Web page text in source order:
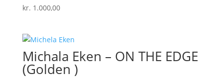
kr. 1.000,00
Michala Eken – ON THE EDGE
(Golden )